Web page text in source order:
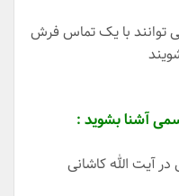
توانند با یک تماس فرش
آشنا بشوید :
آیت الله کاشانی